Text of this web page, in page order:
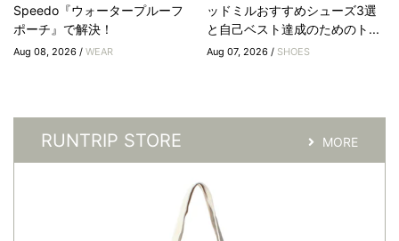
Speedo『ウォータープルーフ
ポーチ』で解決！
Aug 08, 2026 / WEAR
ッドミルおすすめシューズ3選
と自己ベスト達成のためのト...
Aug 07, 2026 / SHOES
RUNTRIP STORE MORE